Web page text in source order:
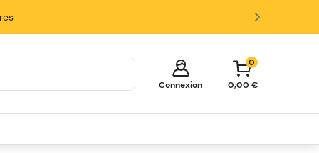
Connexion
0
0,00 €
Votre panier est vide!